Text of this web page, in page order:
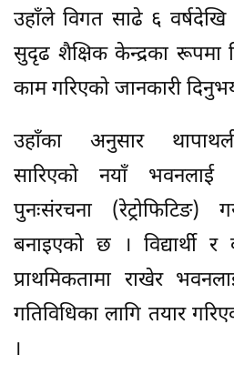
उहाँले विगत साढे ६
सुदृढ शैक्षिक केन्द्रका रूपमा
काम गरिएको जानकारी
उहाँका अनुसार
सारिएको नयाँ भवनलाई
पुनःसंरचना (रेट्रोफिटिङ)
बनाइएको छ । विद्यार्थी र
प्राथमिकतामा राखेर
गतिविधिका लागि तयार
।